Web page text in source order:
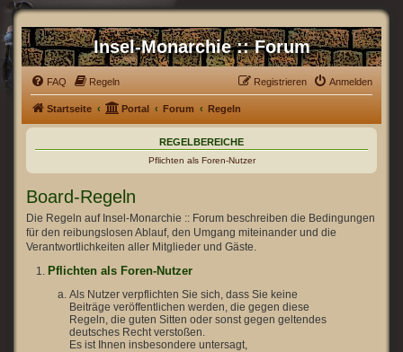
Insel-Monarchie :: Forum
FAQ Regeln Anmelden
Registrieren
Startseite Portal Forum Regeln
REGELBEREICHE
Pflichten als Foren-Nutzer
Board-Regeln
Die Regeln auf Insel-Monarchie :: Forum beschreiben die Bedingungen
für den reibungslosen Ablauf, den Umgang miteinander und die
Verantwortlichkeiten aller Mitglieder und Gäste.
Pflichten als Foren-Nutzer
Als Nutzer verpflichten Sie sich, dass Sie keine
Beiträge veröffentlichen werden, die gegen diese
Regeln, die guten Sitten oder sonst gegen geltendes
deutsches Recht verstoßen.
Es ist Ihnen insbesondere untersagt,